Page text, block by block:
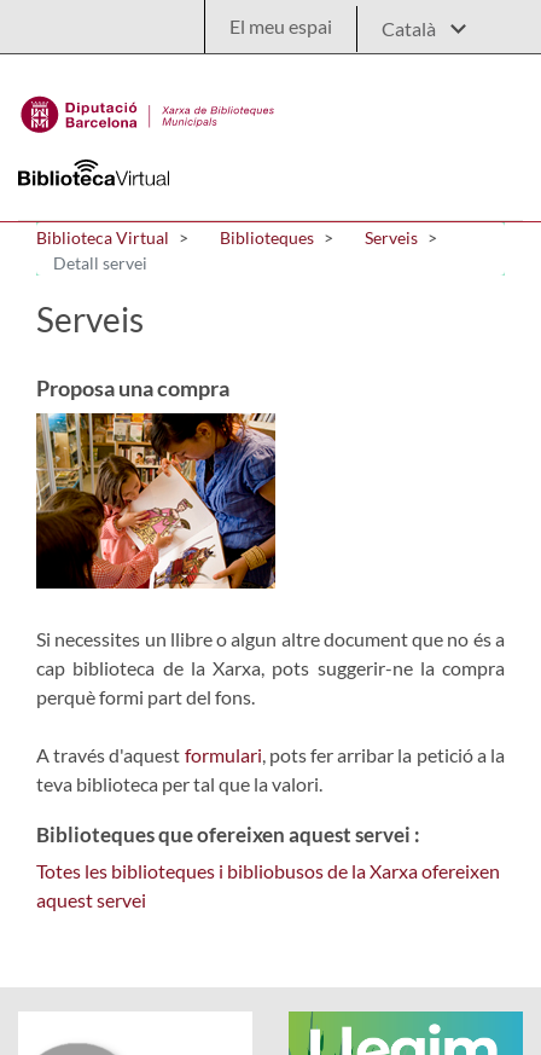
El meu espai
Biblioteca Virtual Biblioteques
Serveis
Detall servei
Serveis
Proposa una compra
Si necessites un llibre o algun altre document que no és a
cap biblioteca de la Xarxa, pots suggerir-ne la compra
perquè formi part del fons.
A través d'aquest formulari, pots fer arribar la petició a la
teva biblioteca per tal que la valori.
Biblioteques que ofereixen aquest servei :
Totes les biblioteques i bibliobusos de la Xarxa ofereixen
aquest servei